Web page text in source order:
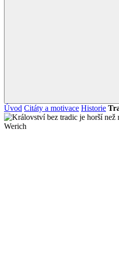
Úvod Citáty a motivace Historie